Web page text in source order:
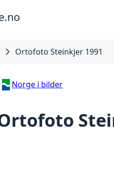
Ortofoto Steinkjer 1991
Norge i bilder